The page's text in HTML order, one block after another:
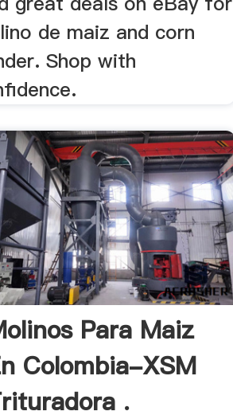
de maiz and corn
Shop with
Para Maiz
Colombia-XSM
.